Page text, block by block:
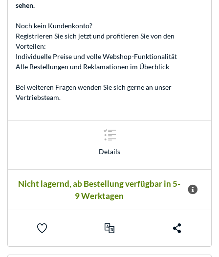
sehen.
Noch kein Kundenkonto?
Registrieren Sie sich jetzt und profitieren Sie von den
Vorteilen:
Individuelle Preise und volle Webshop-Funktionalität
Alle Bestellungen und Reklamationen im Überblick
Bei weiteren Fragen wenden Sie sich gerne an unser
Vertriebsteam.
Details
Nicht lagernd, ab Bestellung verfügbar in 5-
9 Werktagen